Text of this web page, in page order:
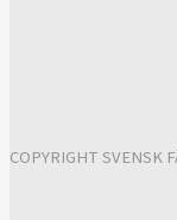
COPYRIGHT SVENSK